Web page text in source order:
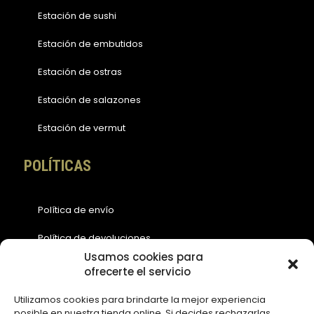
Usamos cookies para
ofrecerte el servicio
Utilizamos cookies para brindarte la mejor experiencia
Estación de sushi
Estación de embutidos
Estación de ostras
Estación de salazones
Estación de vermut
POLÍTICAS
Política de envío
Política de devoluciones
Política de cookies (EU)
Política de privacidad